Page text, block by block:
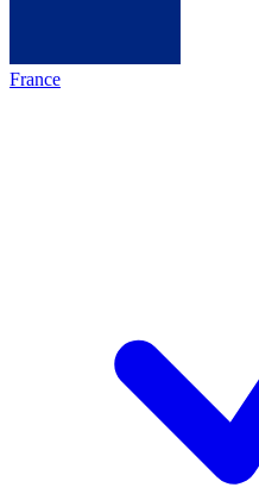
France